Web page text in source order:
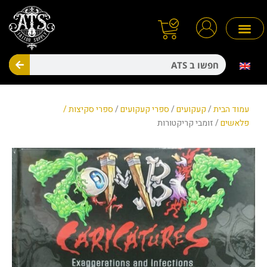
לתוכן
עמוד הבית/קעקועים/ספרי קעקועים/ספרי סקיצות /
פלאשים/ זומבי קריקטורות